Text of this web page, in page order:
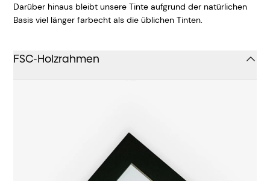
Darüber hinaus bleibt unsere Tinte aufgrund der natürlichen
Basis viel länger farbecht als die üblichen Tinten.
FSC-Holzrahmen